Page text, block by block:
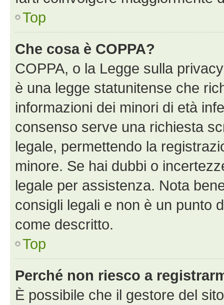
Top
Che cosa è COPPA?
COPPA, o la Legge sulla
è una legge statunitense che
informazioni dei minori di età
consenso serve una richiesta
legale, permettendo la
minore. Se hai dubbi o
legale per assistenza. Nota
consigli legali e non è un punto
come descritto.
Top
Perché non riesco a
È possibile che il gestore del